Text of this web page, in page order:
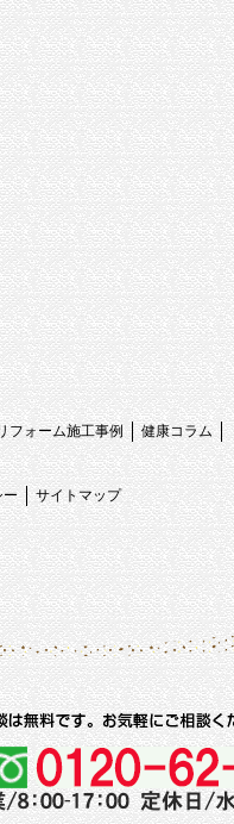
フォーム施工事例
健康コラム
ー サイトマップ